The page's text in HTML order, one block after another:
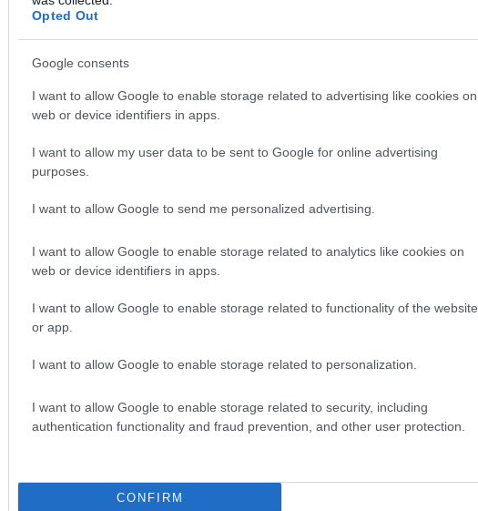
Opted Out
Google consents
I want to allow Google to enable storage related to advertising like cookies on
web or device identifiers in apps.
I want to allow my user data to be sent to Google for online advertising
purposes.
I want to allow Google to send me personalized advertising.
I want to allow Google to enable storage related to analytics like cookies on
web or device identifiers in apps.
I want to allow Google to enable storage related to functionality of the website
or app.
I want to allow Google to enable storage related to personalization.
I want to allow Google to enable storage related to security, including
authentication functionality and fraud prevention, and other user protection.
CONFIRM